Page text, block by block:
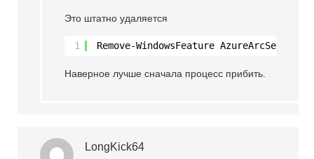
Это штатно удаляется
1 Remove-WindowsFeature AzureArcSetup
Наверное лучше сначала процесс прибить.
LongKick64